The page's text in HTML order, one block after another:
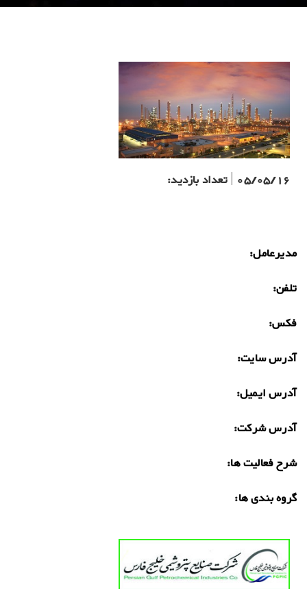
05/05/16
|تعداد بازدید:
مدیرعامل:
تلفن:
فکس:
آدرس سایت:
آدرس ایمیل:
آدرس شرکت:
شرح فعالیت ها:
گروه بندی ها: